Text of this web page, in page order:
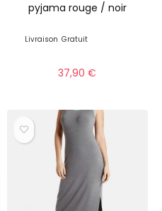
pyjama rouge / noir
Livraison Gratuit
37,90€